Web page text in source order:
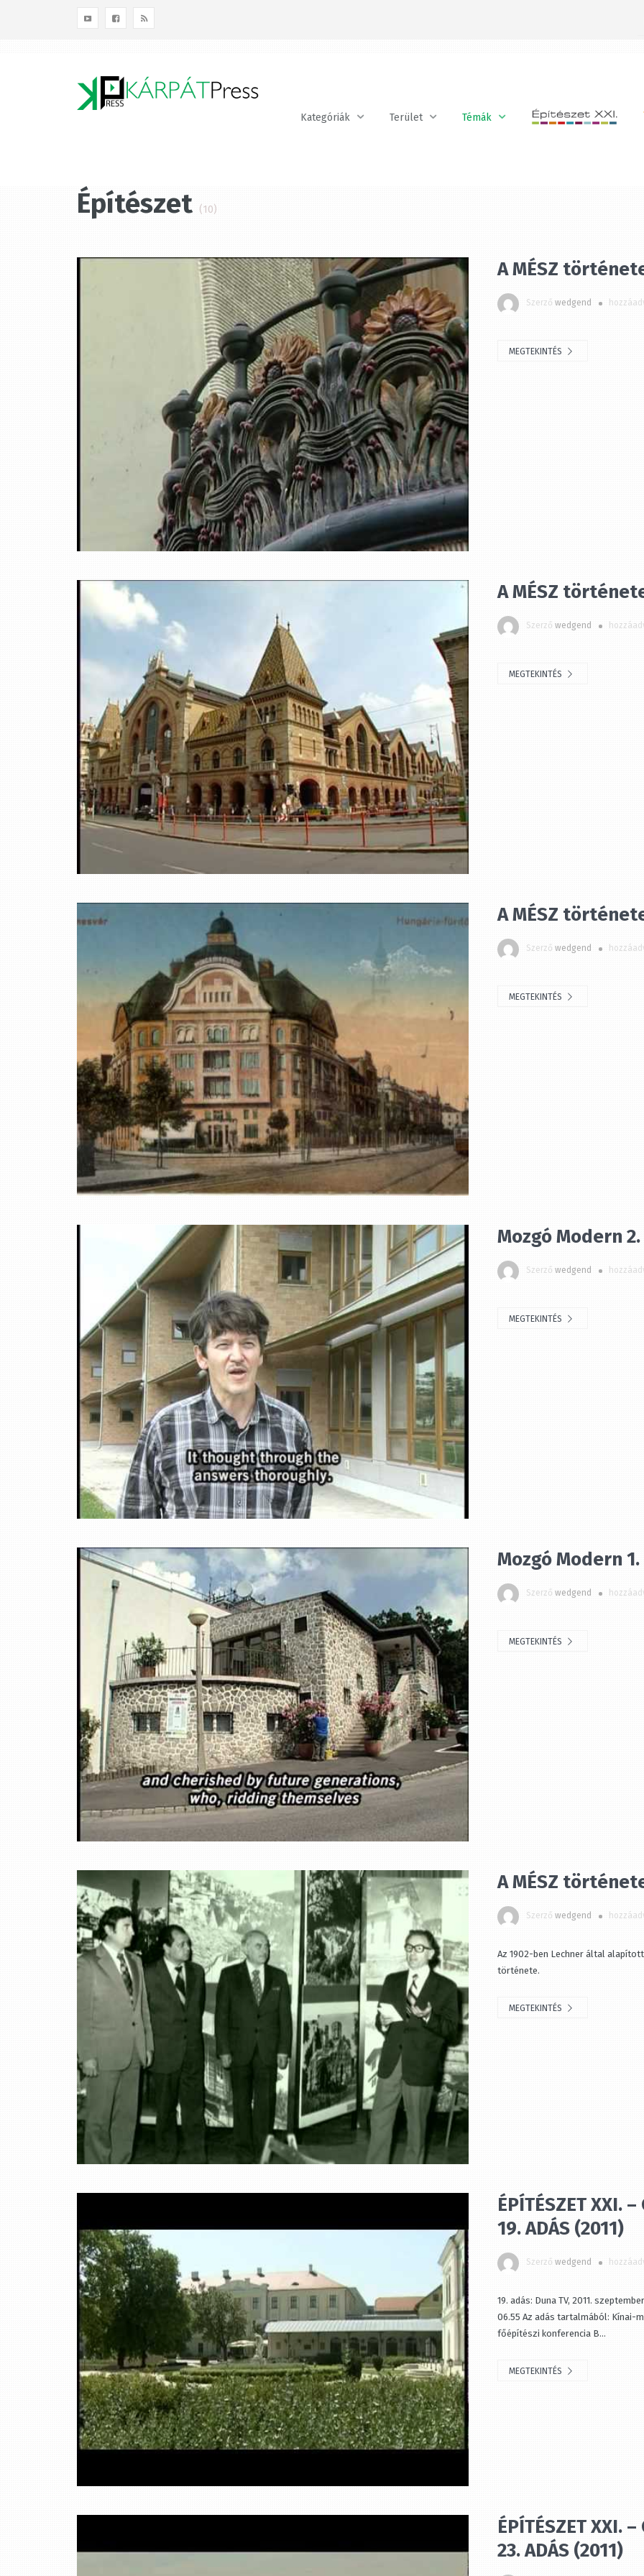
Kategóriák Terület Témák
Építészet (10)
A MÉSZ
Szerzőwedgend
MEGTEKINTÉS
A MÉSZ
Szerzőwedgend
MEGTEKINTÉS
A MÉSZ
Szerzőwedgend
MEGTEKINTÉS
Mozgó Modern 2.
Szerzőwedgend
MEGTEKINTÉS
Mozgó Modern 1.
Szerzőwedgend
MEGTEKINTÉS
A MÉSZ története
Szerzőwedgend
Az 1902-ben Lechner által alapított
története.
MEGTEKINTÉS
ÉPÍTÉSZET XXI. –
19. ADÁS (2011)
Szerzőwedgend
19. adás: Duna TV, 2011.
06.55 Az adás tartalmából: Kínai-
főépítészi konferencia B...
MEGTEKINTÉS
ÉPÍTÉSZET XXI. –
23. ADÁS (2011)